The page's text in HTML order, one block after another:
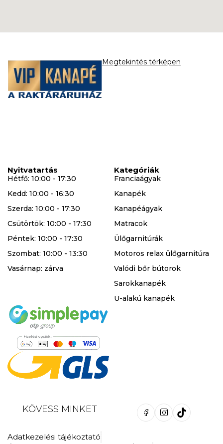
Megtekintés térképen
Nyitvatartás
Hétfő: 10:00 - 17:30
Kedd: 10:00 - 16:30
Szerda: 10:00 - 17:30
Csütörtök: 10:00 - 17:30
Péntek: 10:00 - 17:30
Szombat: 10:00 - 13:30
Vasárnap: zárva
Kategóriák
Franciaágyak
Kanapék
Kanapéágyak
Matracok
Ülőgarnitúrák
Motoros relax ülőgarnitúra
Valódi bőr bútorok
Sarokkanapék
U-alakú kanapék
KÖVESS MINKET
Adatkezelési tájékoztató